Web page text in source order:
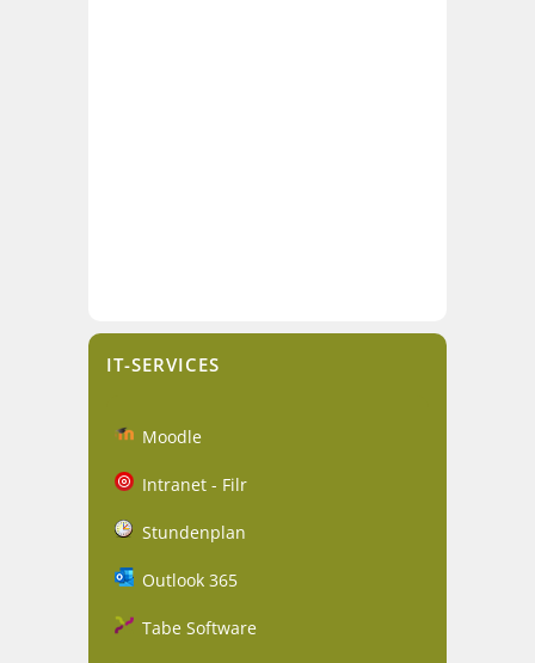
IT-SERVICES
Moodle
Intranet - Filr
Stundenplan
Outlook 365
Tabe Software